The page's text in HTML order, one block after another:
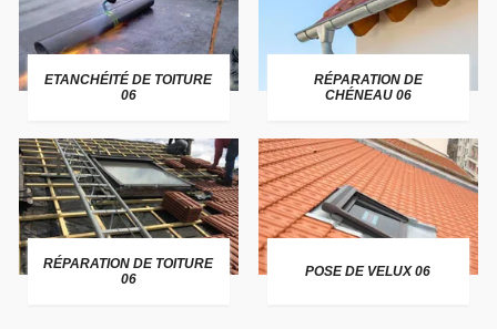
ETANCHÉITÉ DE TOITURE
06
RÉPARATION DE
CHÉNEAU 06
RÉPARATION DE TOITURE
06
POSE DE VELUX 06